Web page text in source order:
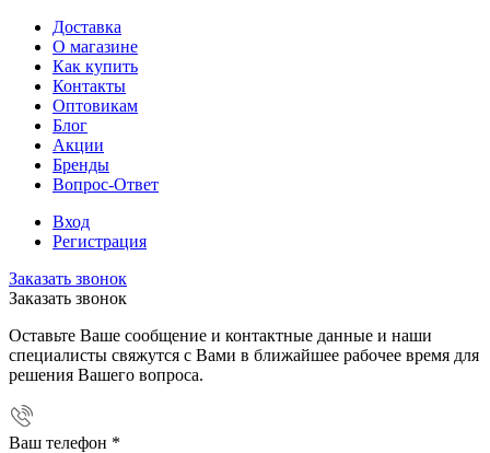
Доставка
О магазине
Как купить
Контакты
Оптовикам
Блог
Акции
Бренды
Вопрос-Ответ
Вход
Регистрация
Заказать звонок
Заказать звонок
Оставьте Ваше сообщение и контактные данные и наши
специалисты свяжутся с Вами в ближайшее рабочее время для
решения Вашего вопроса.
Ваш телефон *